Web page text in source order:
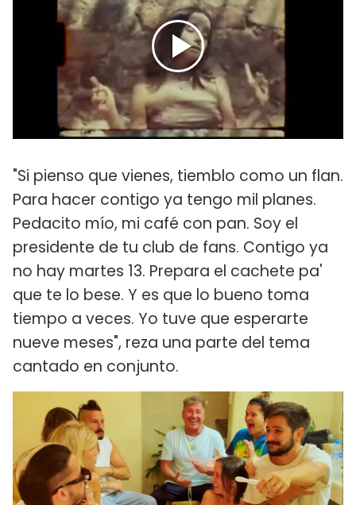
"Si pienso que vienes, tiemblo como un flan.
Para hacer contigo ya tengo mil planes.
Pedacito mío, mi café con pan. Soy el
presidente de tu club de fans. Contigo ya
no hay martes 13. Prepara el cachete pa'
que te lo bese. Y es que lo bueno toma
tiempo a veces. Yo tuve que esperarte
nueve meses", reza una parte del tema
cantado en conjunto.